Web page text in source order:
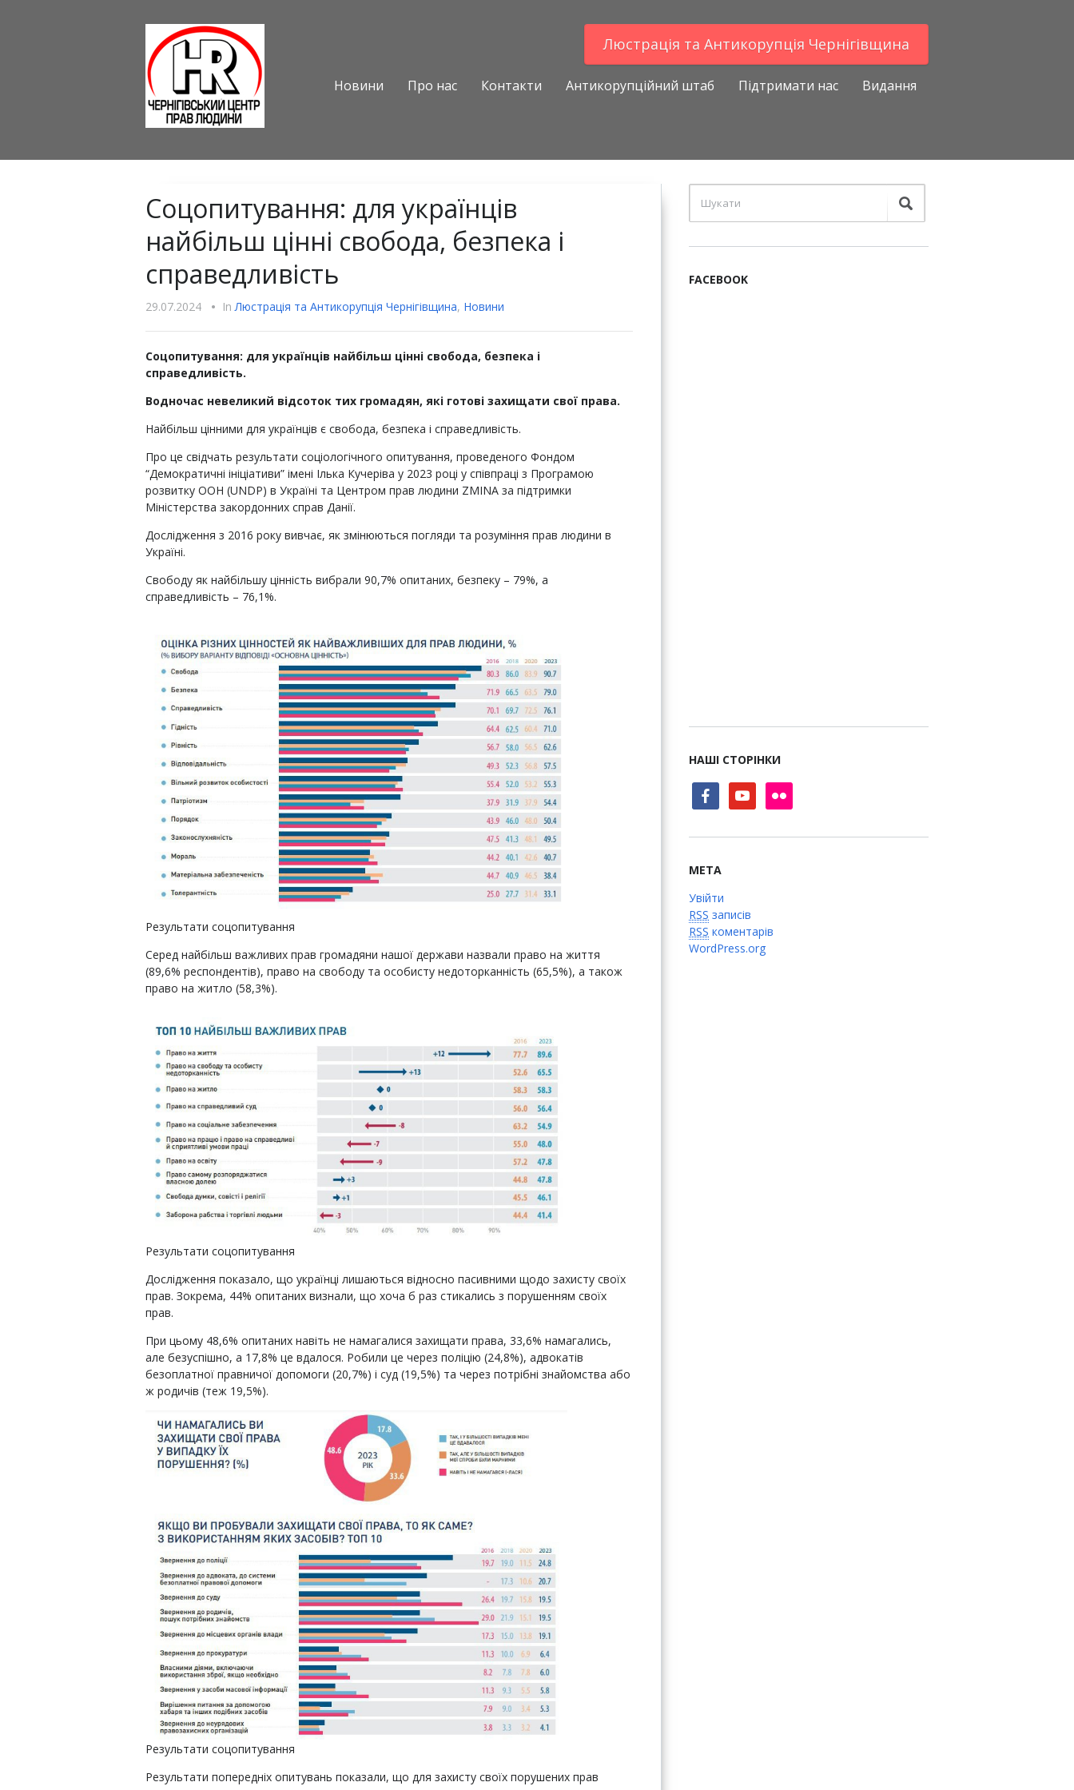
Люстрацiя та Антикорупцiя Чернігівщина
Новини Про нас Контакти Антикорупційний штаб Підтримати нас Видання
Соцопитування: для українців
найбільш цінні свобода, безпека і
справедливість
29.07.2024 • InЛюстрацiя та Антикорупцiя Чернігівщина, Новини
Соцопитування: для українців найбільш цінні свобода, безпека і
справедливість.
Водночас невеликий відсоток тих громадян, які готові захищати свої права.
Найбільш цінними для українців є свобода, безпека і справедливість.
Про це свідчать результати соціологічного опитування, проведеного Фондом
“Демократичні ініціативи” імені Ілька Кучеріва у 2023 році у співпраці з Програмою
розвитку ООН (UNDP) в Україні та Центром прав людини ZMINA за підтримки
Міністерства закордонних справ Данії.
Дослідження з 2016 року вивчає, як змінюються погляди та розуміння прав людини в
Україні.
Свободу як найбільшу цінність вибрали 90,7% опитаних, безпеку – 79%, а
справедливість – 76,1%.
Результати соцопитування
Серед найбільш важливих прав громадяни нашої держави назвали право на життя
(89,6% респондентів), право на свободу та особисту недоторканність (65,5%), а також
право на житло (58,3%).
Результати соцопитування
Дослідження показало, що українці лишаються відносно пасивними щодо захисту своїх
прав. Зокрема, 44% опитаних визнали, що хоча б раз стикались з порушенням своїх
прав.
При цьому 48,6% опитаних навіть не намагалися захищати права, 33,6% намагались,
але безуспішно, а 17,8% це вдалося. Робили це через поліцію (24,8%), адвокатів
безоплатної правничої допомоги (20,7%) і суд (19,5%) та через потрібні знайомства або
ж родичів (теж 19,5%).
Результати соцопитування
Результати попередніх опитувань показали, що для захисту своїх порушених прав
FACEBOOK
НАШІ СТОРІНКИ
facebookyoutube flickr
МЕТА
Увійти
RSS записів
RSS коментарів
WordPress.org